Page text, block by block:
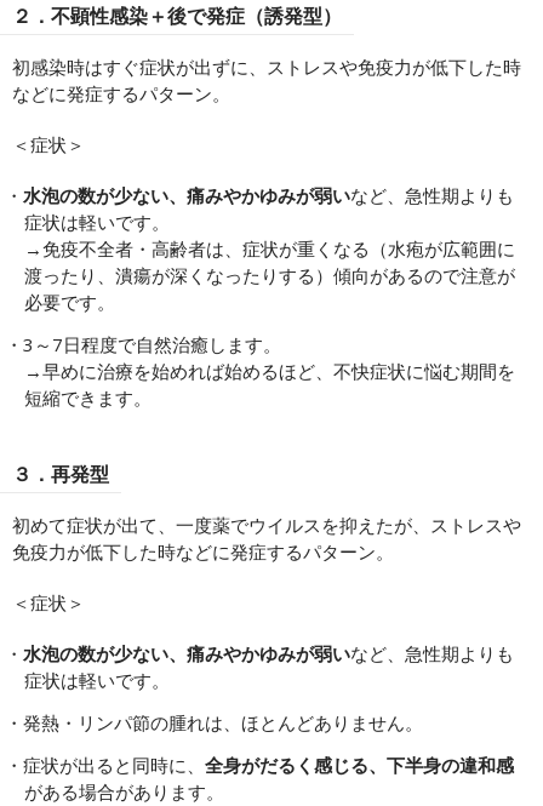
２．不顕性感染＋後で発症（誘発型）
初感染時はすぐ症状が出ずに、ストレスや免疫力が低下した時
などに発症するパターン。
＜症状＞
水泡の数が少ない、痛みやかゆみが弱いなど、急性期よりも
症状は軽いです。
→免疫不全者・高齢者は、症状が重くなる（水疱が広範囲に
渡ったり、潰瘍が深くなったりする）傾向があるので注意が
必要です。
3～7日程度で自然治癒します。
→早めに治療を始めれば始めるほど、不快症状に悩む期間を
短縮できます。
３．再発型
初めて症状が出て、一度薬でウイルスを抑えたが、ストレスや
免疫力が低下した時などに発症するパターン。
＜症状＞
水泡の数が少ない、痛みやかゆみが弱いなど、急性期よりも
症状は軽いです。
発熱・リンパ節の腫れは、ほとんどありません。
症状が出ると同時に、 全身がだるく感じる、下半身の違和感
がある場合があります。